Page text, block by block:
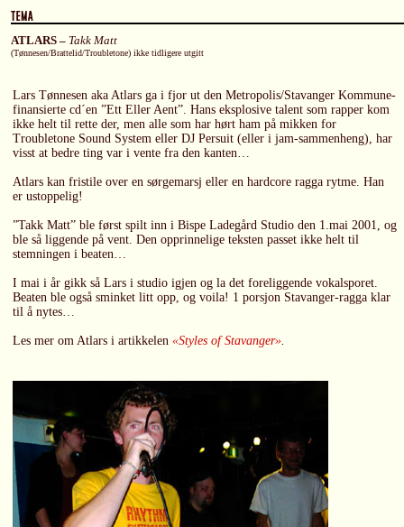
ATLARS – Takk Matt
(Tønnesen/Brattelid/Troubletone) ikke tidligere utgitt
Lars Tønnesen aka Atlars ga i fjor ut den Metropolis/Stavanger Kommune-
finansierte cd´en ”Ett Eller Aent”. Hans eksplosive talent som rapper kom
ikke helt til rette der, men alle som har hørt ham på mikken for
Troubletone Sound System eller DJ Persuit (eller i jam-sammenheng), har
visst at bedre ting var i vente fra den kanten…
Atlars kan fristile over en sørgemarsj eller en hardcore ragga rytme. Han
er ustoppelig!
”Takk Matt” ble først spilt inn i Bispe Ladegård Studio den 1.mai 2001, og
ble så liggende på vent. Den opprinnelige teksten passet ikke helt til
stemningen i beaten…
I mai i år gikk så Lars i studio igjen og la det foreliggende vokalsporet.
Beaten ble også sminket litt opp, og voila! 1 porsjon Stavanger-ragga klar
til å nytes…
Les mer om Atlars i artikkelen «Styles of Stavanger».